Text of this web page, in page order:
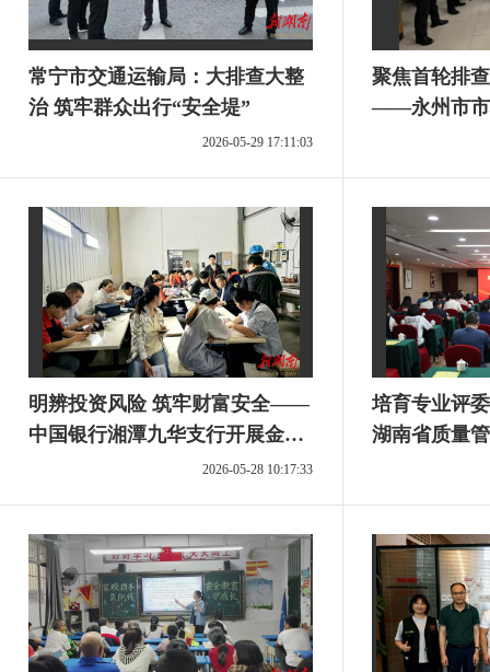
常宁市交通运输局：大排查大整
治 筑牢群众出行“安全堤”
2026-05-29 17:11:03
聚焦首轮排
——永州市市
明辨投资风险 筑牢财富安全——
中国银行湘潭九华支行开展金融
2026-05-28 10:17:33
培育专业评
湖南省质量